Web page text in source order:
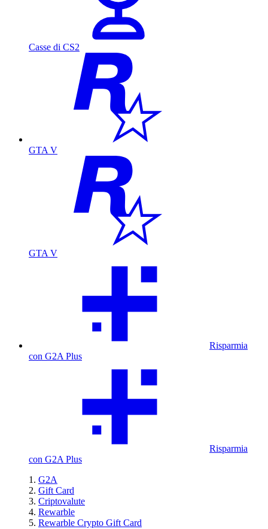
Casse di CS2
GTA V
GTA V
Risparmia
con G2A Plus
Risparmia
con G2A Plus
G2A
Gift Card
Criptovalute
Rewarble
Rewarble Crypto Gift Card